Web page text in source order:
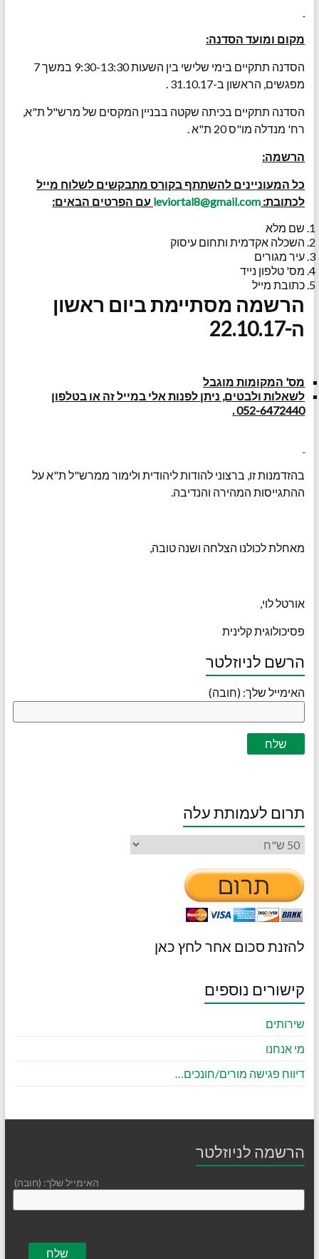
מקום ומועד הסדנה:
הסדנה תתקיים בימי שלישי בין השעות 9:30-13:30 במשך 7
מפגשים, הראשון ב-31.10.17 .
הסדנה תתקיים בכיתה שקטה בבניין המקסים של מרש"ל ת"א,
רח' מנדלה מו"ס 20 ת"א .
הרשמה:
כל המעוניינים להשתתף בקורס מתבקשים לשלוח מייל
לכתובת: leviortal8@gmail.com עם הפרטים הבאים:
שם מלא
השכלה אקדמית ותחום עיסוק
עיר מגורים
מס' טלפון נייד
כתובת מייל
הרשמה מסתיימת ביום ראשון
ה-22.10.17
מס' המקומות מוגבל
לשאלות ולבטים, ניתן לפנות אלי במייל זה או בטלפון
052-6472440 .
בהזדמנות זו, ברצוני להודות ליהודית ולימור ממרש"ל ת"א על
ההתגייסות המהירה והנדיבה.
מאחלת לכולנו הצלחה ושנה טובה,
אורטל לוי,
פסיכולוגית קלינית
הרשם לניוזלטר
האימייל שלך: (חובה)
תרום לעמותת עלה
להזנת סכום אחר לחץ כאן
קישורים נוספים
שירותים
מי אנחנו
דיווח פגישה מורים/חונכים…
הרשמה לניוזלטר
האימייל שלך: (חובה)